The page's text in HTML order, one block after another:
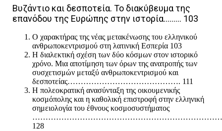
Βυζάντιο και δεσποτεία. Το διακύβευμα της
επανόδου της Ευρώπης στην ιστορία……… 103
Ο χαρακτήρας της νέας μετακένωσης του ελληνικού
ανθρωποκεντρισμού στη λατινική Εσπερία 103
Η διαλεκτική σχέση των δύο κόσμων στον ιστορικό
χρόνο. Μια αποτίμηση των όρων της ανατροπής των
συσχετισμών μεταξύ ανθρωποκεντρισμού και
δεσποτείας……………………………………. 111
Η πολεοκρατική ανασύνταξη της οικουμενικής
κοσμόπολης και η καθολική επιστροφή στην ελληνική
σημειολογία του έθνους κοσμοσυστήματος
128